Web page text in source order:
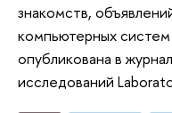
знакомств,
компьютерных
опубликована в
исследований